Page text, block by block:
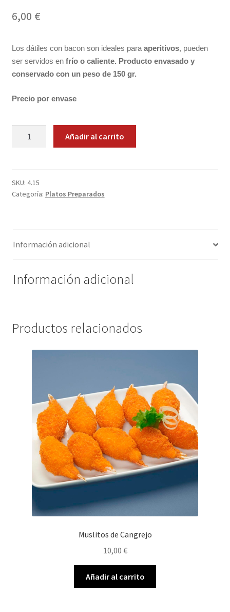
Promociones
Quienes somos
Términos y condiciones
Tienda
6,00 €
Los dátiles con bacon son ideales para aperitivos, pueden
ser servidos en frío o caliente. Producto envasado y
conservado con un peso de 150 gr.
Precio por envase
Añadir al carrito
SKU: 4.15
Categoría: Platos Preparados
Información adicional
Información adicional
Productos relacionados
Muslitos de Cangrejo
10,00 €
Añadir al carrito